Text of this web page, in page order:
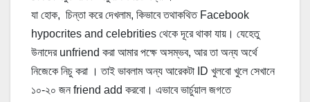
যা হোক, চিন্তা করে দেখলাম, কিভাবে তথাকথিত Facebook
hypocrites and celebrities থেকে দূরে থাকা যায়। যেহেতু
উনাদের unfriend করা আমার পক্ষে অসম্ভব, আর তা অন্য অর্থে
নিজেকে নিচু করা । তাই ভাবলাম অন্য আরেকটা ID খুলবো খুলে সেখানে
১০-২০ জন friend add করবো। এভাবে ভার্চুয়াল জগতে